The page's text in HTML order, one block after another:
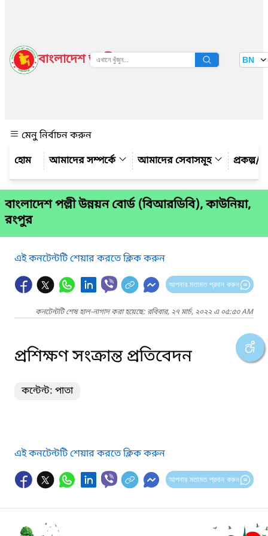
বাংলাদেশ জাতীয় তথ্য বাতায়ন BN
মেনু নির্বাচন করুন
আমাদের সম্পর্কে
আমাদের সেবাসমূহ প্রকল্প/
বাংলাদেশ পল্লী উন্নয়ন বোর্ড (বিআরডিবি), কাউনিয়া,
রংপুর
এই কনটেন্টটি শেয়ার করতে ক্লিক করুন
আপনার মতামত প্রদান করুন
কনটেন্টটি শেষ হাল-নাগাদ করা হয়েছে: রবিবার, ২৭ মার্চ, ২০২২ এ ০৫:৫৩ AM
প্রশিক্ষণ সংক্রান্ত প্রতিবেদন
কন্টেন্ট: পাতা
এই কনটেন্টটি শেয়ার করতে ক্লিক করুন
আপনার মতামত প্রদান করুন